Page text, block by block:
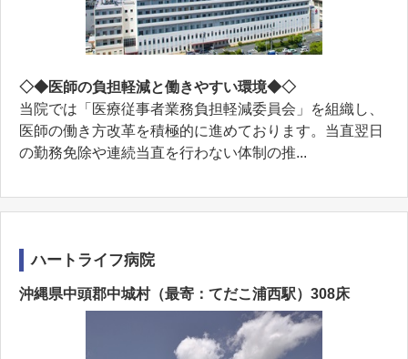
◇◆医師の負担軽減と働きやすい環境◆◇
当院では「医療従事者業務負担軽減委員会」を組織し、
医師の働き方改革を積極的に進めております。当直翌日
の勤務免除や連続当直を行わない体制の推...
ハートライフ病院
沖縄県中頭郡中城村（最寄：てだこ浦西駅）308床